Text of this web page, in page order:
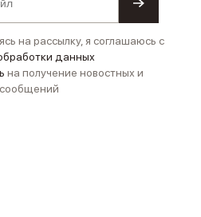
на рассылку, я соглашаюсь с
данных
на получение новостных и